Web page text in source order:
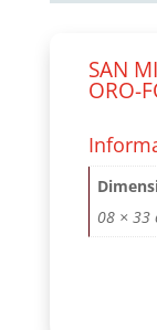
SAN
ORO-
08 × 33